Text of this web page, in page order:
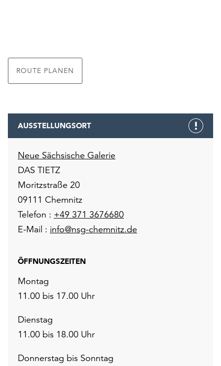
ROUTE PLANEN
AUSSTELLUNGSORT
Neue Sächsische Galerie
DAS TIETZ
Moritzstraße 20
09111 Chemnitz
Telefon : +49 371 3676680
E-Mail : info@nsg-chemnitz.de
ÖFFNUNGSZEITEN
Montag
11.00 bis 17.00 Uhr
Dienstag
11.00 bis 18.00 Uhr
Donnerstag bis Sonntag